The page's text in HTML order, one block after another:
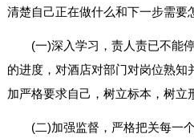
清楚自己正在做什么和下一步需要
(一)深入学习，责人责已不能
的进度，对酒店对部门对岗位熟知
加严格要求自己，树立标本，树立
(二)加强监督，严格把关每一